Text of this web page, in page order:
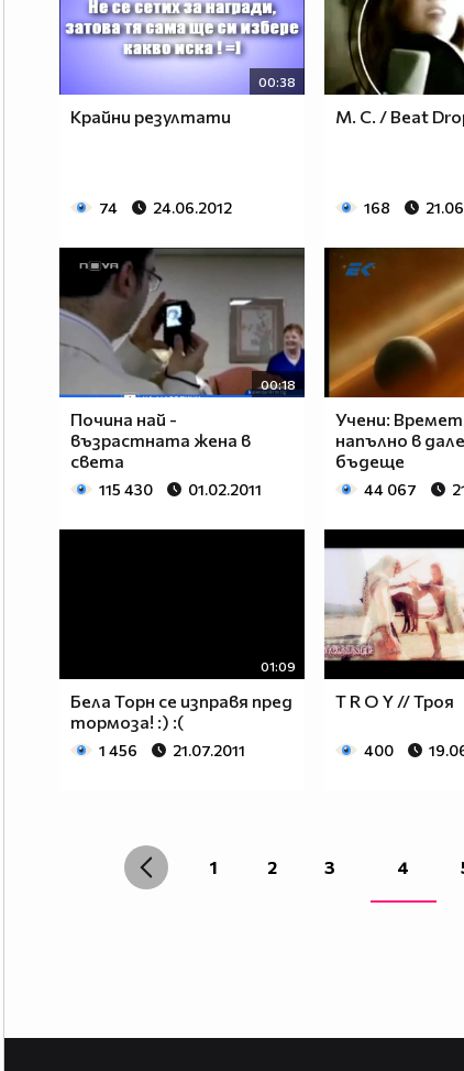
00:38
Крайни резултати
74 24.06.2012
M. C. / Beat
168
00:18
Почина най -
възрастната жена в
света
115 430 01.02.2011
Учени:
напълно в
бъдеще
44 067
01:09
Бела Торн се изправя пред
тормоза! :) :(
1 456 21.07.2011
T R O Y // Троя
400
1 2 3 4